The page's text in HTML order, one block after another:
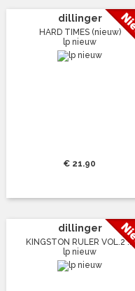
dillinger
HARD TIMES (nieuw)
lp nieuw
€ 21.90
dillinger
KINGSTON RULER VOL.2 ...
lp nieuw